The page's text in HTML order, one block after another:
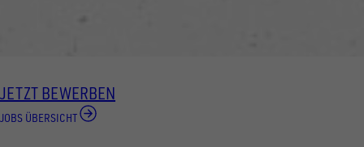
JETZT BEWERBEN
JOBS ÜBERSICHT